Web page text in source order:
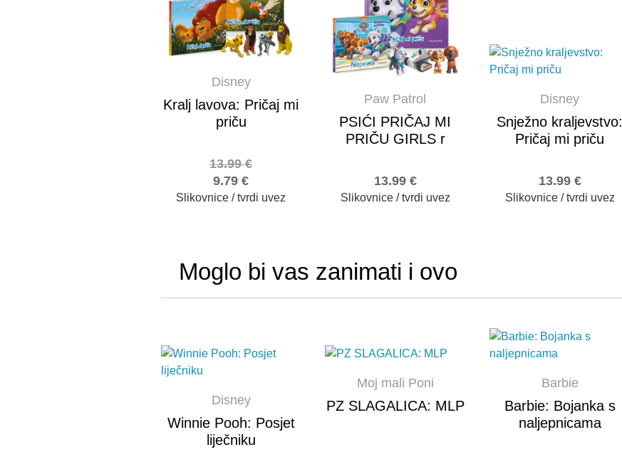
Disney
Kralj lavova: Pričaj mi
priču
9.79€
13.99€
Slikovnice / tvrdi uvez
Paw Patrol
PSIĆI PRIČAJ MI
PRIČU GIRLS r
13.99 €
Slikovnice / tvrdi uvez
Disney
Snježno kraljevstvo:
Pričaj mi priču
13.99 €
Slikovnice / tvrdi uvez
Moglo bi vas zanimati i ovo
Disney
Winnie Pooh: Posjet
liječniku
Moj mali Poni
PZ SLAGALICA: MLP
Barbie
Barbie: Bojanka s
naljepnicama